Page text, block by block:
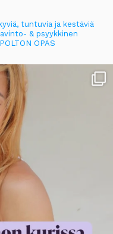
tuntuvia ja kestäviä
& psyykkinen
OPAS